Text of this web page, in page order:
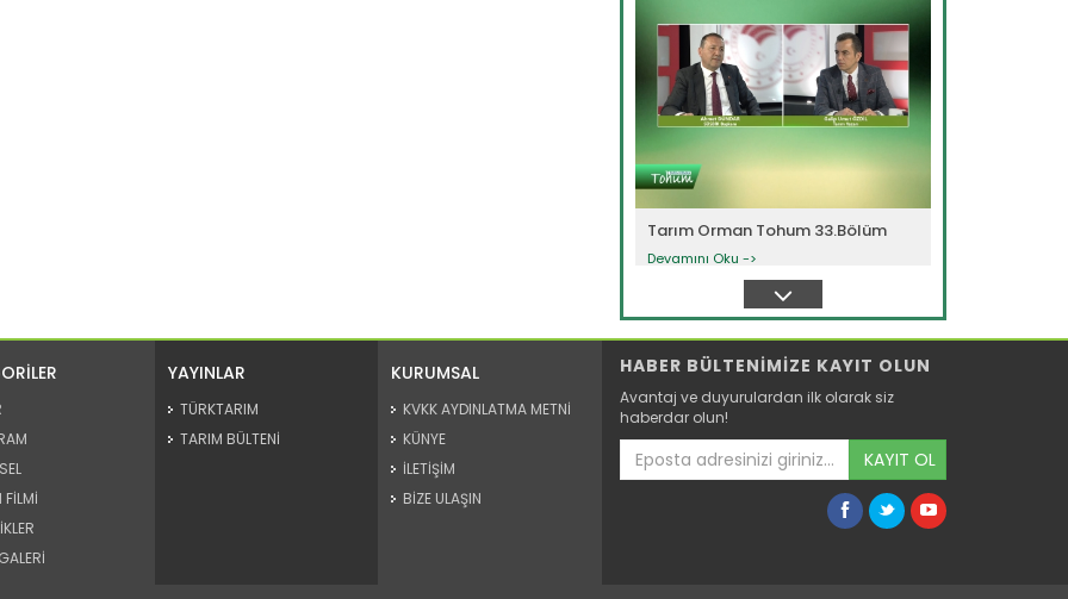
Tarım Orman Tohum 33.Bölüm
Devamını Oku ->
Tarım Orman Tohum 32.Bölüm
FİLMİ
YAYINLAR
TÜRKTARIM
TARIM BÜLTENİ
KURUMSAL
KVKK AYDINLATMA METNİ
KÜNYE
İLETİŞİM
BİZE ULAŞIN
HABER BÜLTENİMİZE KAYIT OLUN
Avantaj ve duyurulardan ilk olarak siz
haberdar olun!
KAYIT OL